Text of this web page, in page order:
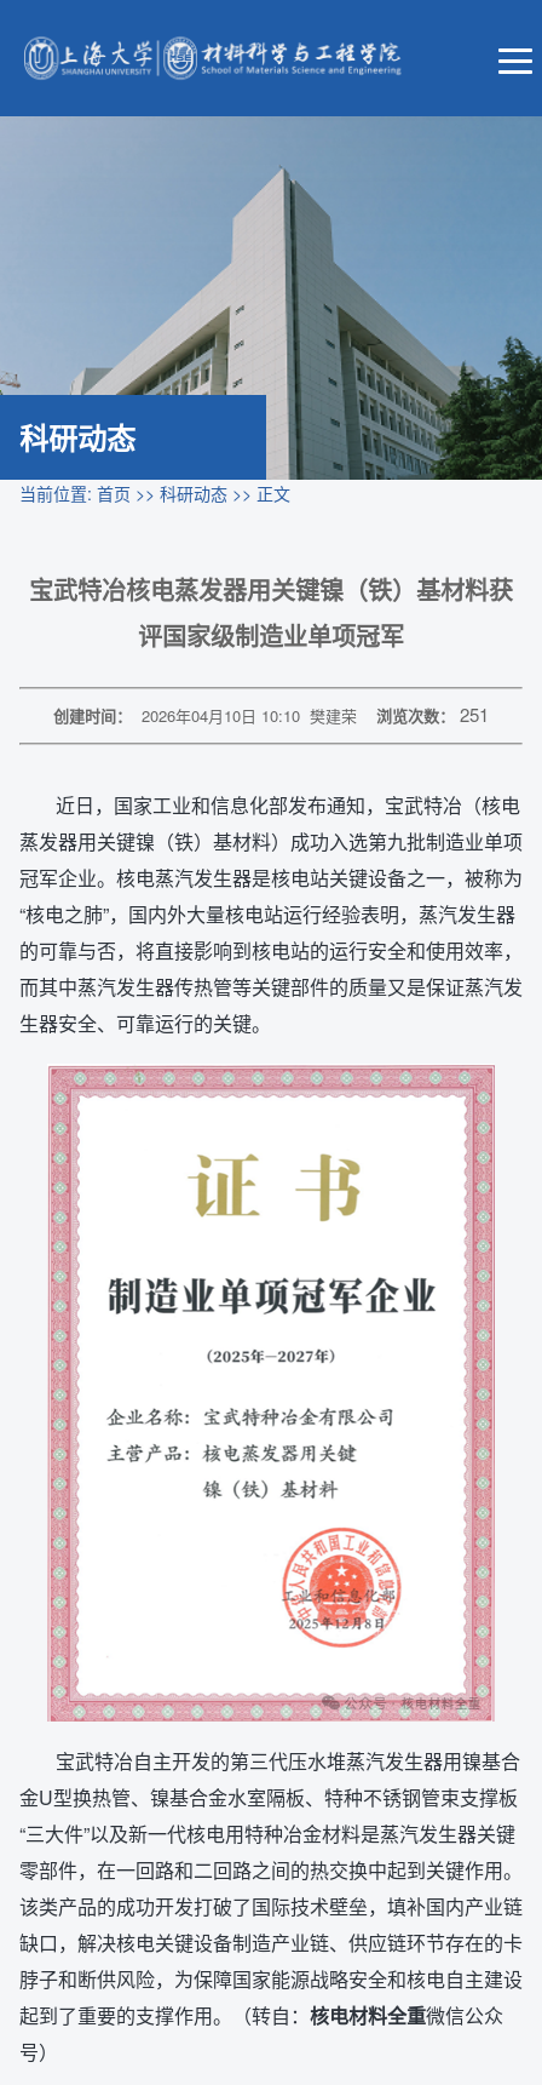
科研动态
当前位置: 首页 >> 科研动态 >> 正文
宝武特冶核电蒸发器用关键镍（铁）基材料获
评国家级制造业单项冠军
创建时间： 2026年04月10日 10:10 樊建荣 浏览次数： 251
近日，国家工业和信息化部发布通知，宝武特冶（核电
蒸发器用关键镍（铁）基材料）成功入选第九批制造业单项
冠军企业。核电蒸汽发生器是核电站关键设备之一，被称为
“核电之肺”，国内外大量核电站运行经验表明，蒸汽发生器
的可靠与否，将直接影响到核电站的运行安全和使用效率，
而其中蒸汽发生器传热管等关键部件的质量又是保证蒸汽发
生器安全、可靠运行的关键。
宝武特冶自主开发的第三代压水堆蒸汽发生器用镍基合
金U型换热管、镍基合金水室隔板、特种不锈钢管束支撑板
“三大件”以及新一代核电用特种冶金材料是蒸汽发生器关键
零部件，在一回路和二回路之间的热交换中起到关键作用。
该类产品的成功开发打破了国际技术壁垒，填补国内产业链
缺口，解决核电关键设备制造产业链、供应链环节存在的卡
脖子和断供风险，为保障国家能源战略安全和核电自主建设
起到了重要的支撑作用。（转自： 核电材料全重微信公众
号）